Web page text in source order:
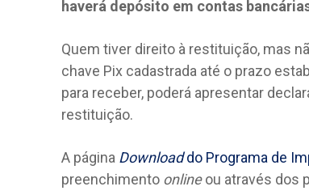
haverá depósito em contas
Quem tiver direito à restituição, mas
chave Pix cadastrada até o prazo
para receber, poderá apresentar
restituição.
A página Downloaddo Programa de
preenchimento onlineou através dos